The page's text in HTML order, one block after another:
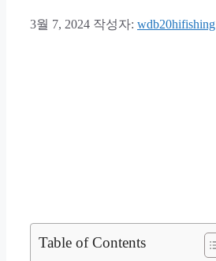
3월 7, 2024 작성자: wdb20hifishing
Table of Contents